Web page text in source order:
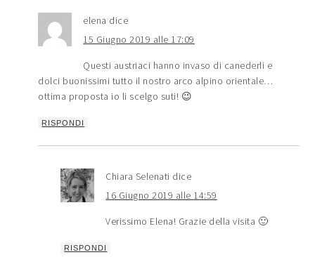
elena dice
15 Giugno 2019 alle 17:09
Questi austriaci hanno invaso di canederli e
dolci buonissimi tutto il nostro arco alpino orientale…
ottima proposta io li scelgo suti! 😉
RISPONDI
Chiara Selenati dice
16 Giugno 2019 alle 14:59
Verissimo Elena! Grazie della visita 🙂
RISPONDI